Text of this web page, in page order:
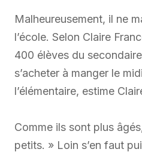
Malheureusement, il ne
l’école. Selon Claire
400 élèves du
s’acheter à manger le
l’élémentaire, estime
Comme ils sont plus
petits. » Loin s’en faut